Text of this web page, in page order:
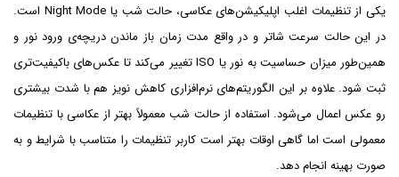
یکی از تنظیمات اغلب اپلیکیشن‌های عکاسی، حالت شب یا Night Mode است.
در این حالت سرعت شاتر و در واقع مدت زمان باز ماندن دریچه‌ی ورود نور و
همین‌طور میزان حساسیت به نور یا ISO تغییر می‌کند تا عکس‌های باکیفیت‌تری
ثبت شود. علاوه بر این الگوریتم‌های نرم‌افزاری کاهش نویز هم با شدت بیشتری
رو عکس اعمال می‌شود. استفاده از حالت شب معمولاً بهتر از عکاسی با تنظیمات
معمولی است اما گاهی اوقات بهتر است کاربر تنظیمات را متناسب با شرایط و به
صورت بهینه انجام دهد.